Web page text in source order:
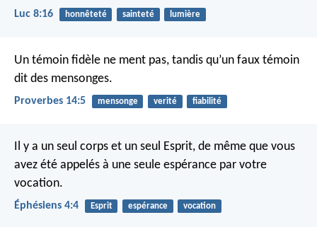
Luc 8:16 honnêteté sainteté lumière
Un témoin fidèle ne ment pas, tandis qu’un faux témoin
dit des mensonges.
Proverbes 14:5 mensonge verité fiabilité
Il y a un seul corps et un seul Esprit, de même que vous
avez été appelés à une seule espérance par votre
vocation.
Éphésiens 4:4 Esprit espérance vocation